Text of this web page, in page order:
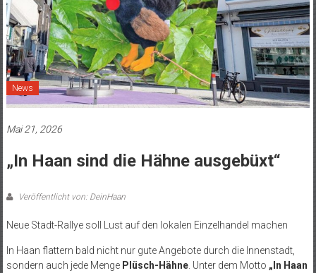
News
Mai 21, 2026
„In Haan sind die Hähne ausgebüxt“
Veröffentlicht von: DeinHaan
Neue Stadt-Rallye soll Lust auf den lokalen Einzelhandel machen
In Haan flattern bald nicht nur gute Angebote durch die Innenstadt,
sondern auch jede Menge Plüsch-Hähne. Unter dem Motto „In Haan